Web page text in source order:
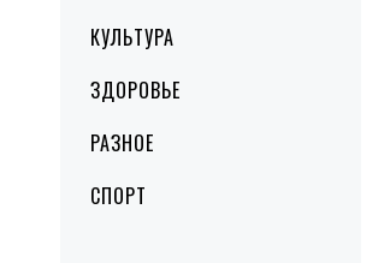
КУЛЬТУРА
ЗДОРОВЬЕ
РАЗНОЕ
СПОРТ